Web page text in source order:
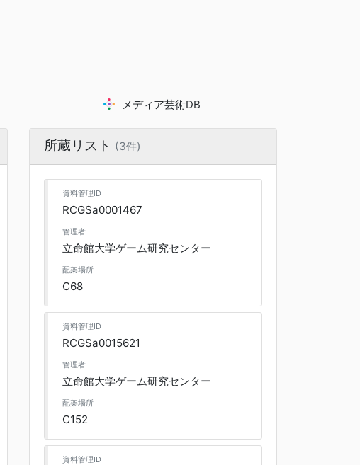
メディア芸術DB
所蔵リスト (3件)
資料管理ID
RCGSa0001467
管理者
立命館大学ゲーム研究センター
配架場所
C68
資料管理ID
RCGSa0015621
管理者
立命館大学ゲーム研究センター
配架場所
C152
資料管理ID